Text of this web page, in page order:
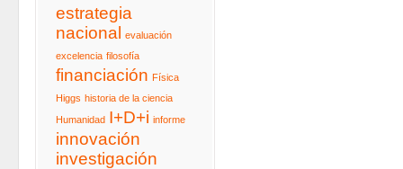
estrategia
nacional
evaluación
excelencia filosofía
financiación Física
Higgs historia de la ciencia
Humanidad I+D+i informe
innovación
investigación